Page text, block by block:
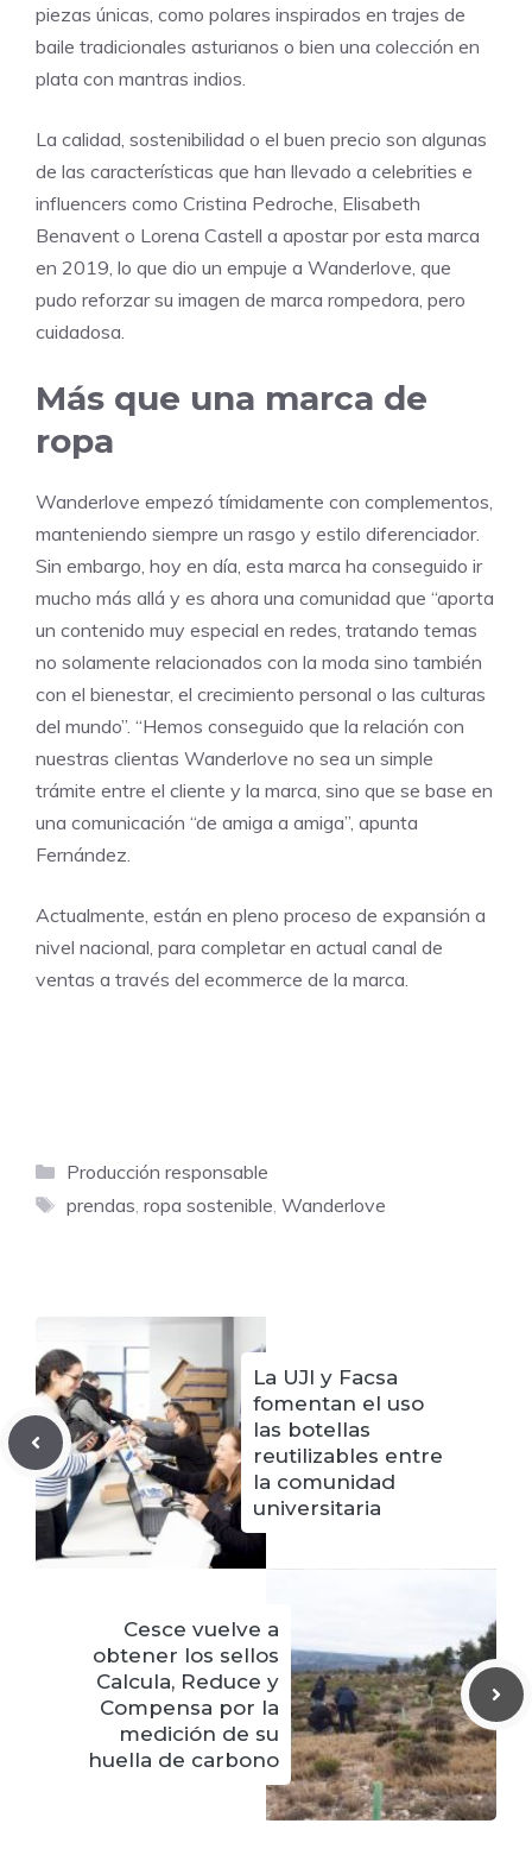
piezas únicas, como polares inspirados en trajes de
baile tradicionales asturianos o bien una colección en
plata con mantras indios.
La calidad, sostenibilidad o el buen precio son algunas
de las características que han llevado a celebrities e
influencers como Cristina Pedroche, Elisabeth
Benavent o Lorena Castell a apostar por esta marca
en 2019, lo que dio un empuje a Wanderlove, que
pudo reforzar su imagen de marca rompedora, pero
cuidadosa.
Más que una marca de
ropa
Wanderlove empezó tímidamente con complementos,
manteniendo siempre un rasgo y estilo diferenciador.
Sin embargo, hoy en día, esta marca ha conseguido ir
mucho más allá y es ahora una comunidad que “aporta
un contenido muy especial en redes, tratando temas
no solamente relacionados con la moda sino también
con el bienestar, el crecimiento personal o las culturas
del mundo”. “Hemos conseguido que la relación con
nuestras clientas Wanderlove no sea un simple
trámite entre el cliente y la marca, sino que se base en
una comunicación “de amiga a amiga”, apunta
Fernández.
Actualmente, están en pleno proceso de expansión a
nivel nacional, para completar en actual canal de
ventas a través del ecommerce de la marca.
Categorías
Producción responsable
Etiquetas
prendas, ropa sostenible, Wanderlove
La UJI y Facsa
fomentan el uso
las botellas
reutilizables entre
la comunidad
universitaria
Cesce vuelve a
obtener los sellos
Calcula, Reduce y
Compensa por la
medición de su
huella de carbono